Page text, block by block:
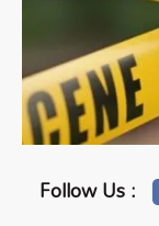
Follow Us :